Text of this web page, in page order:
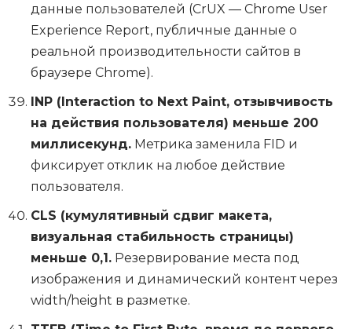
данные пользователей (CrUX — Chrome User
Experience Report, публичные данные о
реальной производительности сайтов в
браузере Chrome).
INP (Interaction to Next Paint, отзывчивость
на действия пользователя) меньше 200
миллисекунд. Метрика заменила FID и
фиксирует отклик на любое действие
пользователя.
CLS (кумулятивный сдвиг макета,
визуальная стабильность страницы)
меньше 0,1. Резервирование места под
изображения и динамический контент через
width/height в разметке.